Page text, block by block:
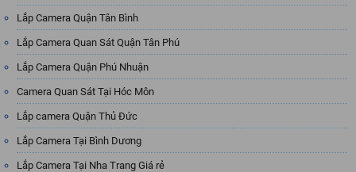
Lắp Camera Quận Tân Bình
Lắp Camera Quan Sát Quận Tân Phú
Lắp Camera Quận Phú Nhuận
Camera Quan Sát Tại Hóc Môn
Lắp camera Quận Thủ Đức
Lắp Camera Tại Bình Dương
Lắp Camera Tại Nha Trang Giá rẻ